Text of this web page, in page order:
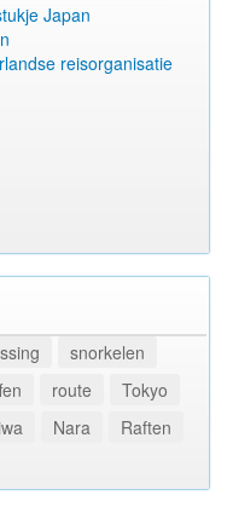
Japan
reisorganisatie
snorkelen
route
Tokyo
Nara
Raften